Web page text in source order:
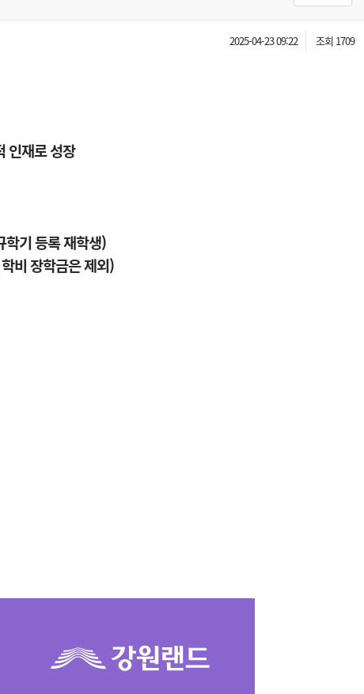
2025-04-23 09:22 조회 1709
인재로 성장
기 등록 재학생)
비 장학금은 제외)